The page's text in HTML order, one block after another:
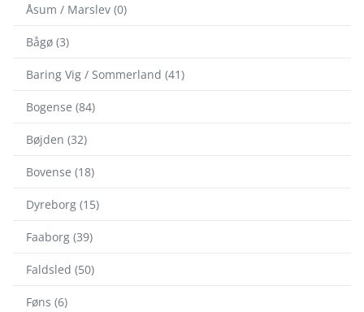
Åsum / Marslev (0)
Bågø (3)
Baring Vig / Sommerland (41)
Bogense (84)
Bøjden (32)
Bovense (18)
Dyreborg (15)
Faaborg (39)
Faldsled (50)
Føns (6)